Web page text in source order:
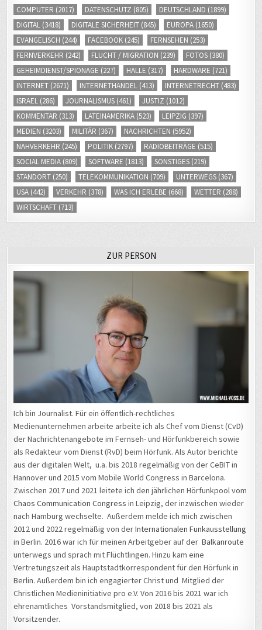
COMPUTER (2017) DATENSCHUTZ (805) DEUTSCHLAND (1899)
DIGITAL (3418) DIGITALE SICHERHEIT (845) EUROPA (1650)
EVANGELISCH (244) FACEBOOK (245) FERNSEHEN (253)
FERNVERKEHR (242) FLUCHT / MIGRATION (239) FOTOS (380)
GEHEIMDIENST/SPIONAGE (227) HALLE (317) HARDWARE (721)
INTERNET (2671) INTERNETHANDEL (413) INTERNETRECHT (483)
ISRAEL (286) JOURNALISMUS (461) JUSTIZ (1012)
KOMMENTAR (313) LATEINAMERIKA (523) LEIPZIG (397)
MEDIEN (3203) MILITÄR (367) NACHRICHTEN (5952)
NAHVERKEHR (245) POLITIK (2797) RADIOBEITRÄGE (515)
SOCIAL MEDIA (809) SOFTWARE (1813) SONSTIGES (219)
STANDORT (250) TELEKOMMUNIKATION (709) UNTERWEGS (367)
USA (442) VERKEHR (378) WAS ICH ERLEBE (668) WETTER (288)
WIRTSCHAFT (713)
ZUR PERSON
Ich bin Journalist. Für ein öffentlich-rechtliches
Medienunternehmen arbeite arbeite ich als Chef vom Dienst (CvD)
der Nachrichtenangebote im Fernseh- und Hörfunkbereich sowie
als Redakteur vom Dienst (RvD) beim Hörfunk. Als Autor berichte
aus der digitalen Welt, u.a. bis 2018 regelmäßig von der CeBIT in
Hannover und 2015 vom Mobile World Congress in Barcelona.
Zwischen 2017 und 2021 leitete ich den jährlichen Hörfunkpool vom
Chaos Communication Congress in Leipzig, der inzwischen wieder
nach Hamburg wechselte. Außerdem melde ich mich zwischen
2012 und 2022 regelmäßig von derInternationalen Funkausstellung
in Berlin. 2016 war ich für meinen Arbeitgeber auf derBalkanroute
unterwegs und sprach mit Flüchtlingen. Hinzu kam eine
Vertretungszeit als Hauptstadtkorrespondent für den Hörfunk in
Berlin. Außerdem bin ich engagierter Christ und Mitglied der
Christlichen Medieninitiative pro e.V. Von 2016 bis 2021 war ich
ehrenamtliches Vorstandsmitglied, von 2018 bis 2021 als
Vorsitzender.